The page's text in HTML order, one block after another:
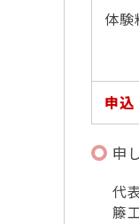
体験
申込
申
代
籐